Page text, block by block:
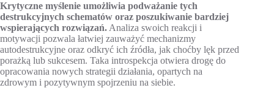
Krytyczne myślenie umożliwia podważanie tych
destrukcyjnych schematów oraz poszukiwanie bardziej
wspierających rozwiązań. Analiza swoich reakcji i
motywacji pozwala łatwiej zauważyć mechanizmy
autodestrukcyjne oraz odkryć ich źródła, jak choćby lęk przed
porażką lub sukcesem. Taka introspekcja otwiera drogę do
opracowania nowych strategii działania, opartych na
zdrowym i pozytywnym spojrzeniu na siebie.